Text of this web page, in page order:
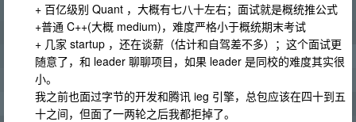
+ 百亿级别 Quant ，大概有七八十左右；面试就是概统推公式
+普通 C++(大概 medium)，难度严格小于概统期末考试
+ 几家 startup ，还在谈薪（估计和自驾差不多）；这个面试更
随意了，和 leader 聊聊项目，如果 leader 是同校的难度其实很
小。
我之前也面过字节的开发和腾讯 ieg 引擎，总包应该在四十到五
十之间，但面了一两轮之后我都拒掉了。